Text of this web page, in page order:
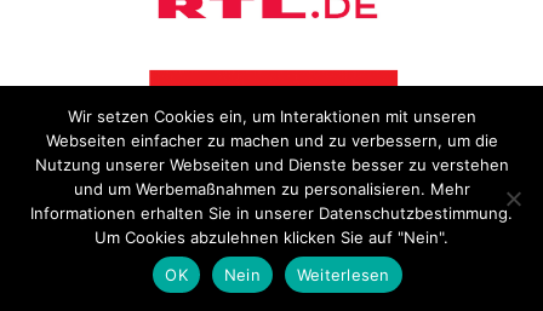
Wir setzen Cookies ein, um Interaktionen mit unseren
Webseiten einfacher zu machen und zu verbessern, um die
Nutzung unserer Webseiten und Dienste besser zu verstehen
und um Werbemaßnahmen zu personalisieren. Mehr
Informationen erhalten Sie in unserer Datenschutzbestimmung.
Um Cookies abzulehnen klicken Sie auf "Nein".
OK
Nein Weiterlesen